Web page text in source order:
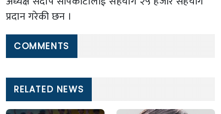
प्रदान गरेकी छन ।
COMMENTS
RELATED NEWS